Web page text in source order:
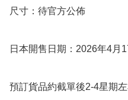
尺寸：待官方公佈
日本開售日期：2026年4月
預訂貨品約截單後2-4星期